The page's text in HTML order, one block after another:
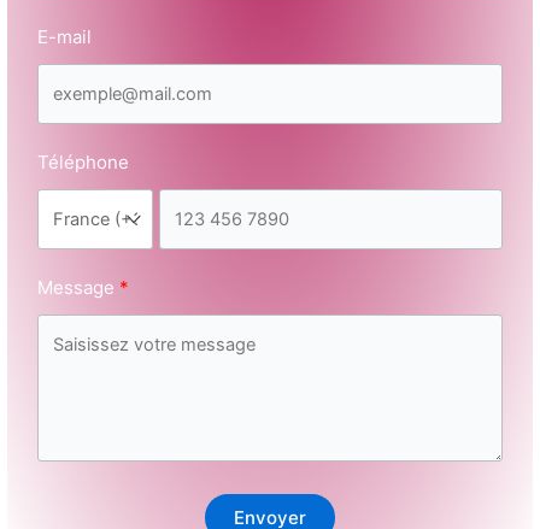
E-mail
Téléphone
Message
Envoyer